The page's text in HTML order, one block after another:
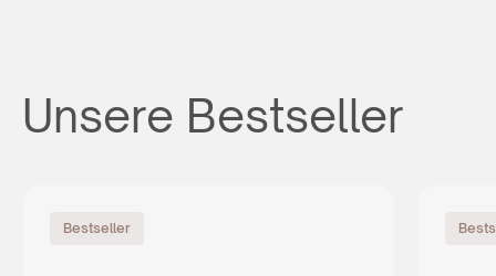
Unsere Bestseller
Bestseller